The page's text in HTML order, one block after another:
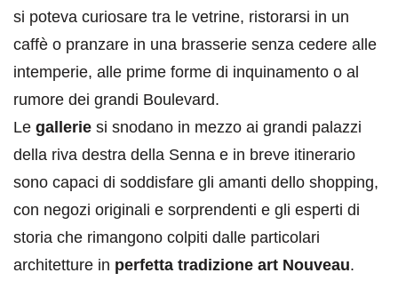
si poteva curiosare tra le vetrine, ristorarsi in un
caffè o pranzare in una brasserie senza cedere alle
intemperie, alle prime forme di inquinamento o al
rumore dei grandi Boulevard.
Le gallerie si snodano in mezzo ai grandi palazzi
della riva destra della Senna e in breve itinerario
sono capaci di soddisfare gli amanti dello shopping,
con negozi originali e sorprendenti e gli esperti di
storia che rimangono colpiti dalle particolari
architetture in perfetta tradizione art Nouveau.